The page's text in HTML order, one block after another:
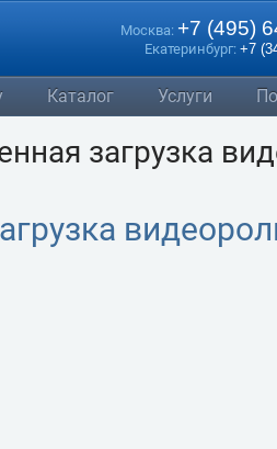
Москва: +7 (495)
Екатеринбург: +7
Каталог Услуги
загрузка